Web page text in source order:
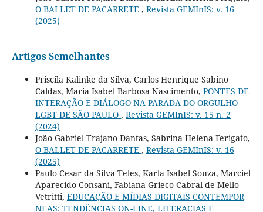
O BALLET DE PACARRETE , Revista GEMInIS: v. 16
(2025)
Artigos Semelhantes
Priscila Kalinke da Silva, Carlos Henrique Sabino
Caldas, Maria Isabel Barbosa Nascimento, PONTES DE
INTERAÇÃO E DIÁLOGO NA PARADA DO ORGULHO
LGBT DE SÃO PAULO , Revista GEMInIS: v. 15 n. 2
(2024)
João Gabriel Trajano Dantas, Sabrina Helena Ferigato,
O BALLET DE PACARRETE , Revista GEMInIS: v. 16
(2025)
Paulo Cesar da Silva Teles, Karla Isabel Souza, Marciel
Aparecido Consani, Fabiana Grieco Cabral de Mello
Vetritti, EDUCAÇÃO E MÍDIAS DIGITAIS CONTEMPOR
NEAS: TENDÊNCIAS ON-LINE, LITERACIAS E